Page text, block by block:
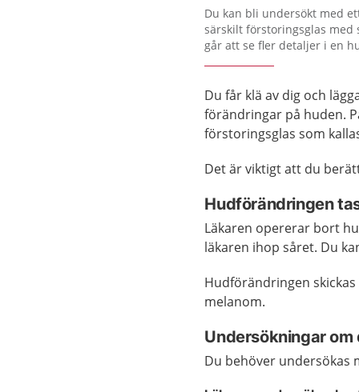
Förstora bilden
Du kan bli undersökt med
särskilt förstoringsglas med
går att se fler detaljer i en
Du får klä av dig och
förändringar på huden.
förstoringsglas som
Det är viktigt att du
Hudförändringen
Läkaren opererar bort
läkaren ihop såret. Du
Hudförändringen
melanom.
Undersökningar om
Du behöver undersökas